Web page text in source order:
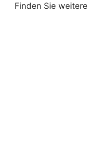
Finden Sie weitere